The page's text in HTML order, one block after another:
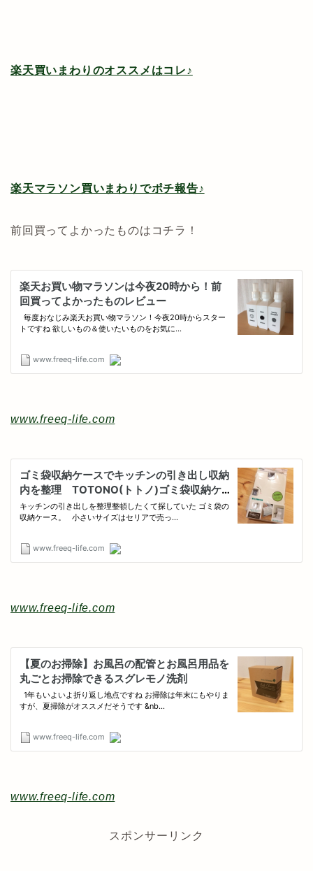
楽天買いまわりのオススメはコレ♪
楽天マラソン買いまわりでポチ報告♪
前回買ってよかったものはコチラ！
www.freeq-life.com
www.freeq-life.com
www.freeq-life.com
スポンサーリンク